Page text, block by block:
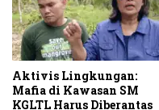
Aktivis Lingkungan:
Mafia di Kawasan SM
KGLTL Harus Diberantas